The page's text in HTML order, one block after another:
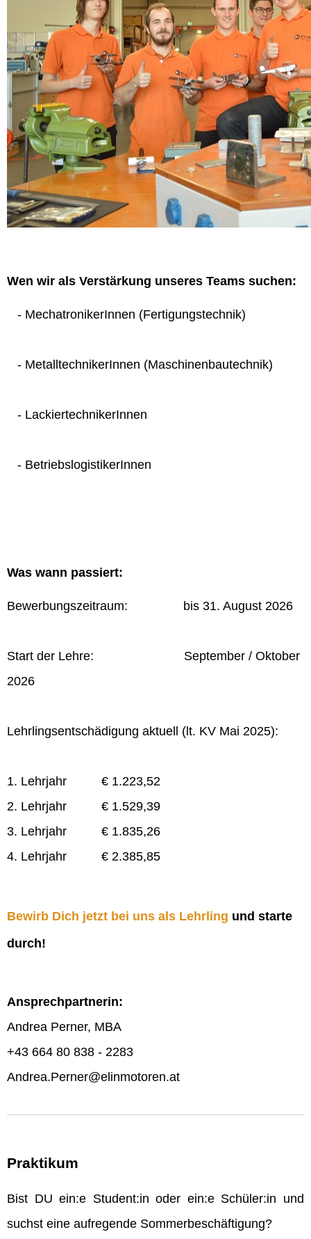
Wen wir als Verstärkung unseres Teams suchen:
- MechatronikerInnen (Fertigungstechnik)
- MetalltechnikerInnen (Maschinenbautechnik)
- LackiertechnikerInnen
- BetriebslogistikerInnen
Was wann passiert:
Bewerbungszeitraum: bis 31. August 2026
Start der Lehre: September / Oktober
2026
Lehrlingsentschädigung aktuell (lt. KV Mai 2025):
1. Lehrjahr € 1.223,52
2. Lehrjahr € 1.529,39
3. Lehrjahr € 1.835,26
4. Lehrjahr € 2.385,85
Bewirb Dich jetzt bei uns als Lehrling und starte
durch!
Ansprechpartnerin:
Andrea Perner, MBA
+43 664 80 838 - 2283
Andrea.Perner@elinmotoren.at
Praktikum
Bist DU ein:e Student:in oder ein:e Schüler:in und
suchst eine aufregende Sommerbeschäftigung?